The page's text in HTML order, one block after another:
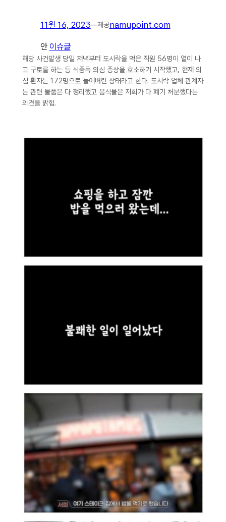
11월 16, 2023—제공namupoint.com
안 이슈글
해당 사건발생 당일 저녁부터 도시락을 먹은 직원 56명이 열이 나
고 구토를 하는 등 식중독 의심 증상을 호소하기 시작했고, 현재 의
심 환자는 172명으로 늘어버린 상태라고 한다. 도시락 업체 관계자
는 관련 물품은 다 정리했고 음식물은 저희가 다 폐기 처분했다는
의견을 밝힘.